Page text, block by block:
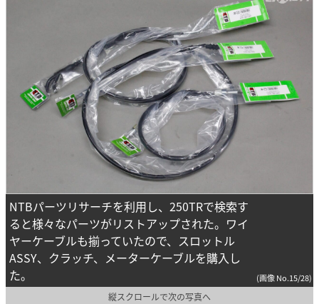
NTBパーツリサーチを利用し、250TRで検索す
ると様々なパーツがリストアップされた。ワイ
ヤーケーブルも揃っていたので、スロットル
ASSY、クラッチ、メーターケーブルを購入し
た。
(画像 No.15/28)
縦スクロールで次の写真へ